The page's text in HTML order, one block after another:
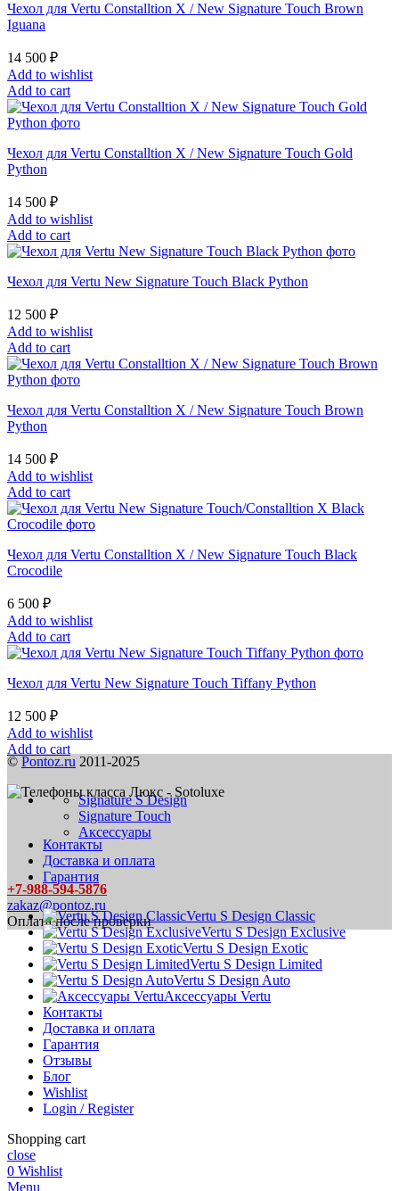
Чехол для Vertu Constalltion X / New Signature Touch Brown
Iguana
14 500 ₽
Add to wishlist
Add to cart
Чехол для Vertu Constalltion X / New Signature Touch Gold
Python
14 500 ₽
Add to wishlist
Add to cart
Чехол для Vertu New Signature Touch Black Python
12 500 ₽
Add to wishlist
Add to cart
Чехол для Vertu Constalltion X / New Signature Touch Brown
Python
14 500 ₽
Add to wishlist
Add to cart
Чехол для Vertu Constalltion X / New Signature Touch Black
Crocodile
6 500 ₽
Add to wishlist
Add to cart
Чехол для Vertu New Signature Touch Tiffany Python
12 500 ₽
Add to wishlist
Add to cart
© Pontoz.ru 2011-2025
Signature S Design
Signature Touch
Аксессуары
Контакты
Доставка и оплата
Гарантия
+7-988-594-5876
zakaz@pontoz.ru
Оплата после проверки
Vertu S Design Classic
Vertu S Design Exclusive
Vertu S Design Exotic
Vertu S Design Limited
Vertu S Design Auto
Аксессуары Vertu
Контакты
Доставка и оплата
Гарантия
Отзывы
Блог
Wishlist
Login / Register
Shopping cart
close
0 Wishlist
Menu